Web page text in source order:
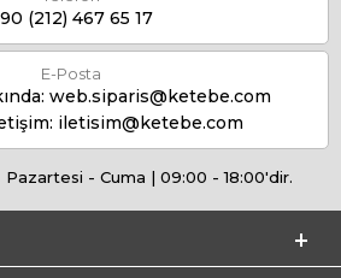
(212) 467 65 17
E-Posta
web.siparis@ketebe.com
iletisim@ketebe.com
Pazartesi - Cuma | 09:00 - 18:00'dir.